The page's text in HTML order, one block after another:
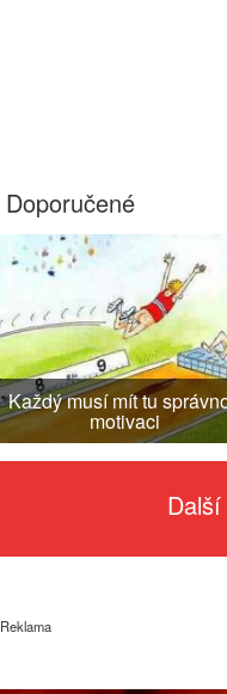
Doporučené
Každý musí mít tu
motivaci
Reklama